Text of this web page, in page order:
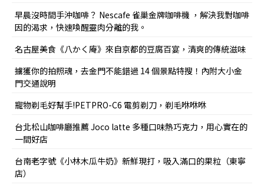
早晨沒時間手沖咖啡？ Nescafe 雀巢金牌咖啡機 ，解決我對咖啡
因的渴求，快速喚醒靈肉分離的我。
名古屋美食《八かく庵》來自京都的豆腐百宴，清爽的傳統滋味
擄獲你的拍照魂，去金門不能錯過 14 個景點特搜！內附大小金
門交通說明
寵物剃毛好幫手!PETPRO-C6 電剪剃刀，剃毛咻咻咻
台北松山咖啡廳推薦 Joco latte 多種口味熱巧克力，用心實在的
一間好店
台南老字號《小林木瓜牛奶》新鮮現打，吸入滿口的果粒（東寧
店）